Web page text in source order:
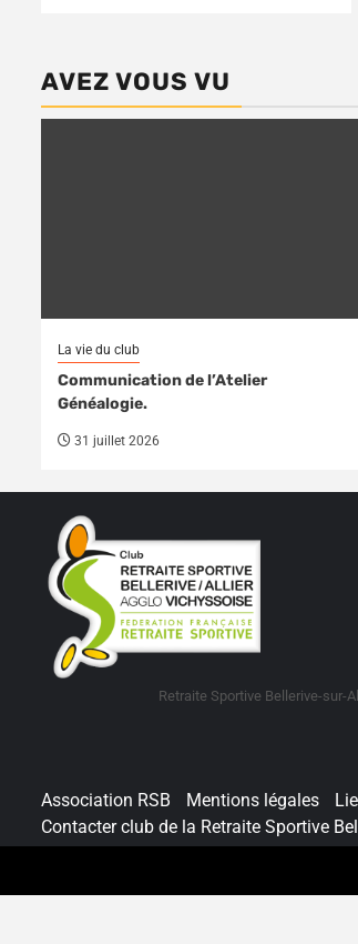
AVEZ VOUS VU
La vie du club
Communication de l’Atelier
Généalogie.
31 juillet 2026
Retraite Sportive Bellerive-sur-
Association RSB Mentions légales
Contacter club de la Retraite Sportive